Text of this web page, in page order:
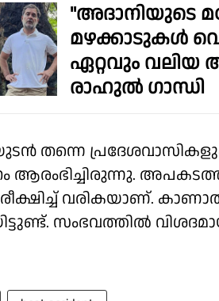
"അദാനിയുടെ
മഴക്കാടുകൾ
ഏറ്റവും വലിയ
രാഹുൽ ഗാന്ധി
തന്നെ
ആരംഭിച്ചിരുന്നു.
വരികയാണ്.
സംഭവത്തിൽ